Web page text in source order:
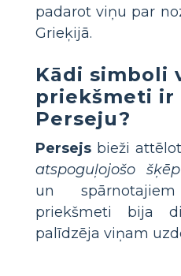
padarot viņu par
Grieķijā.
Kādi simboli
priekšmeti ir
Perseju?
Persejs bieži
atspoguļojošo
un
priekšmeti bija
palīdzēja viņam